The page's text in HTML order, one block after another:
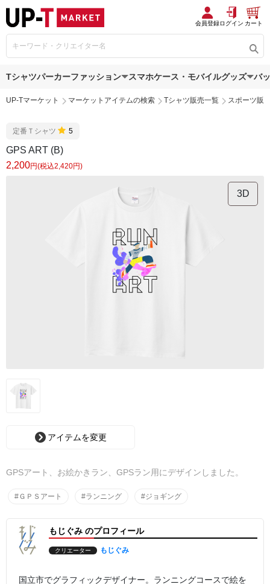
会員登録ログイン カート
Tシャツパーカーファッション スマホケース・モバイルグッズ バ
UP-Tマーケット マーケットアイテムの検索 Tシャツ販売一覧 スポーツ販
定番Ｔシャツ 5
GPS ART (B)
2,200円(税込2,420円)
3D
アイテムを変更
GPSアート、お絵かきラン、GPSラン用にデザインしました。
#ＧＰＳアート #ランニング #ジョギング
もじぐみ のプロフィール
クリエーター もじぐみ
国立市でグラフィックデザイナー。ランニングコースで絵を